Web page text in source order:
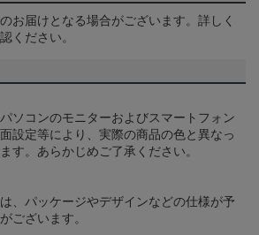
お届けとなる場合がございます。詳しく
ください。
ソコンのモニターおよびスマートフォン
設定等により、実際の商品の色と異なっ
す。あらかじめご了承ください。
、パッケージやデザインなどの仕様が予
ございます。